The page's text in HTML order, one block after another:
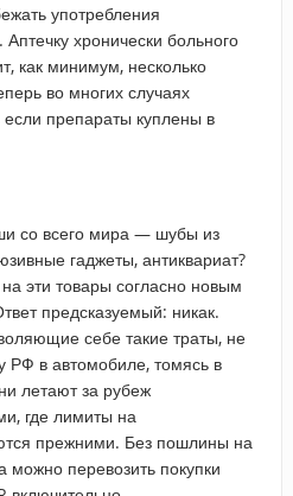
употребления
хронически больного
как минимум, несколько
во многих случаях
если препараты куплены в
со всего мира — шубы из
гаджеты, антиквариат?
эти товары согласно новым
предсказуемый: никак.
себе такие траты, не
РФ в автомобиле, томясь в
летают за рубеж
где лимиты на
прежними. Без пошлины на
можно перевозить покупки